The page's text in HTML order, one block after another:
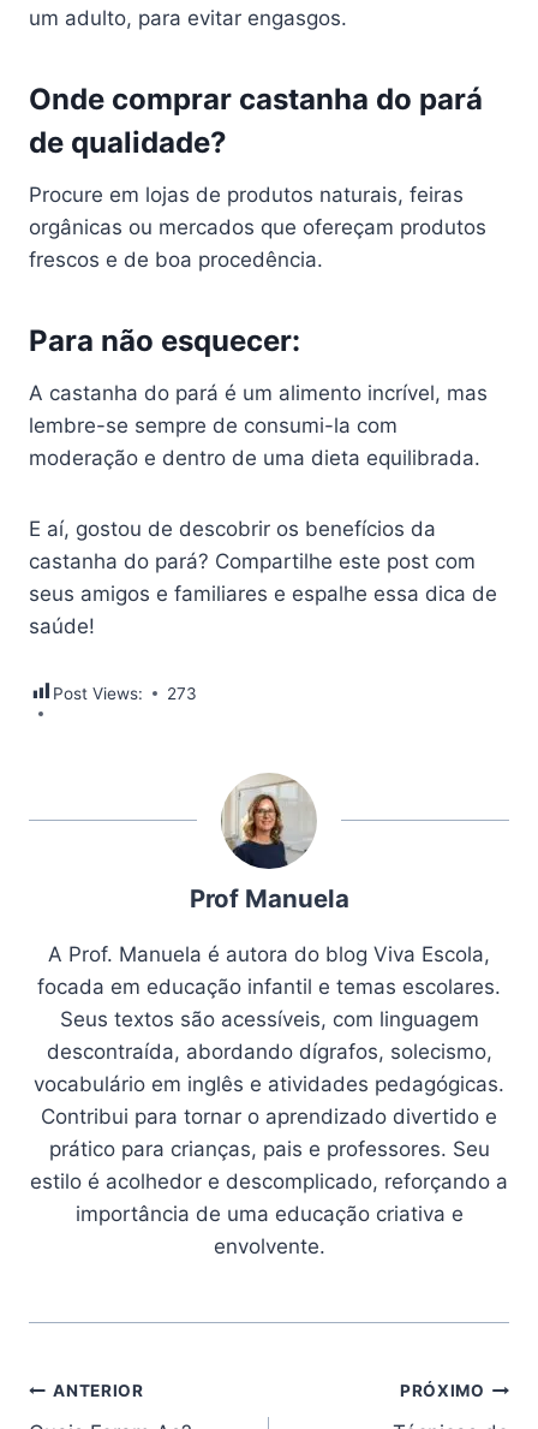
um adulto, para evitar engasgos.
Onde comprar castanha do pará
de qualidade?
Procure em lojas de produtos naturais, feiras
orgânicas ou mercados que ofereçam produtos
frescos e de boa procedência.
Para não esquecer:
A castanha do pará é um alimento incrível, mas
lembre-se sempre de consumi-la com
moderação e dentro de uma dieta equilibrada.
E aí, gostou de descobrir os benefícios da
castanha do pará? Compartilhe este post com
seus amigos e familiares e espalhe essa dica de
saúde!
Post Views: 273
Prof Manuela
A Prof. Manuela é autora do blog Viva Escola,
focada em educação infantil e temas escolares.
Seus textos são acessíveis, com linguagem
descontraída, abordando dígrafos, solecismo,
vocabulário em inglês e atividades pedagógicas.
Contribui para tornar o aprendizado divertido e
prático para crianças, pais e professores. Seu
estilo é acolhedor e descomplicado, reforçando a
importância de uma educação criativa e
envolvente.
Navegação
ANTERIOR PRÓXIMO